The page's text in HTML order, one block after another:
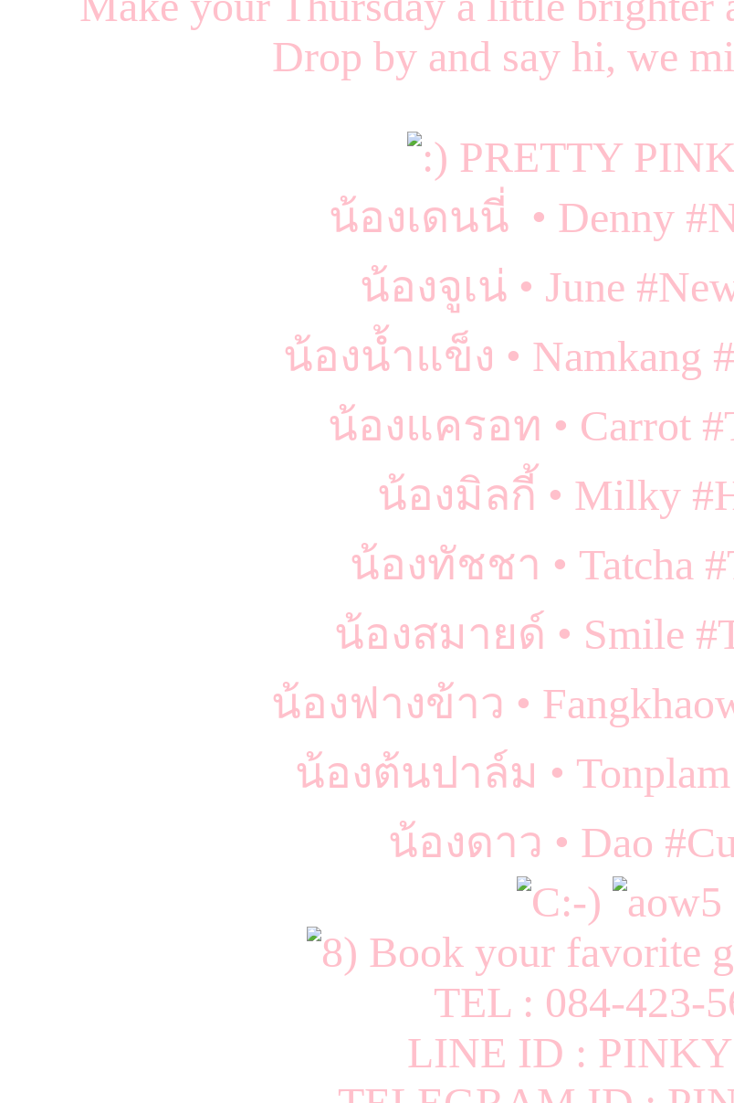
Drop by and say hi, we
PRETTY
น้องเดนนี่ • Denny
น้องจูเน่ • June
น้องน้ำแข็ง • Namkang
น้องแครอท • Carrot
น้องมิลกี้ • Milky
น้องทัชชา • Tatcha
น้องสมายด์ • Smile
น้องฟางข้าว •
น้องต้นปาล์ม • Tonplam
น้องดาว • Dao
Book your favorite
TEL : 084-423-
LINE ID :